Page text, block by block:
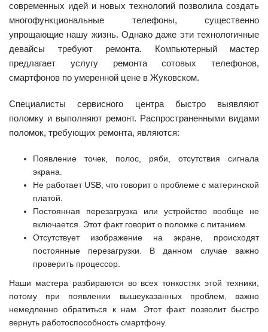
современных идей и новых технологий позволила создать
многофункциональные телефоны, существенно
упрощающие нашу жизнь. Однако даже эти технологичные
девайсы требуют ремонта. Компьютерный мастер
предлагает услугу ремонта сотовых телефонов,
смартфонов по умеренной цене в Жуковском.
Специалисты сервисного центра быстро выявляют
поломку и выполняют ремонт. Распространенными видами
поломок, требующих ремонта, являются:
Появление точек, полос, ряби, отсутствия сигнала
экрана.
Не работает USB, что говорит о проблеме с материнской
платой.
Постоянная перезагрузка или устройство вообще не
включается. Этот факт говорит о поломке с питанием.
Отсутствует изображение на экране, происходят
постоянные перезагрузки. В данном случае важно
проверить процессор.
Наши мастера разбираются во всех тонкостях этой техники,
потому при появлении вышеуказанных проблем, важно
немедленно обратиться к нам. Этот факт позволит быстро
вернуть работоспособность смартфону.